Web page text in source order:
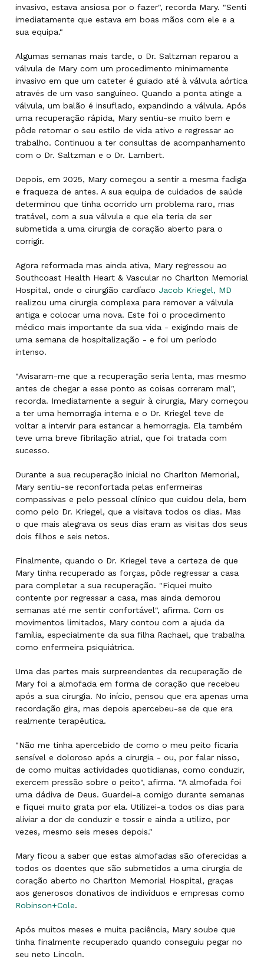
invasivo, estava ansiosa por o fazer", recorda Mary. "Senti
imediatamente que estava em boas mãos com ele e a
sua equipa."
Algumas semanas mais tarde, o Dr. Saltzman reparou a
válvula de Mary com um procedimento minimamente
invasivo em que um cateter é guiado até à válvula aórtica
através de um vaso sanguíneo. Quando a ponta atinge a
válvula, um balão é insuflado, expandindo a válvula. Após
uma recuperação rápida, Mary sentiu-se muito bem e
pôde retomar o seu estilo de vida ativo e regressar ao
trabalho. Continuou a ter consultas de acompanhamento
com o Dr. Saltzman e o Dr. Lambert.
Depois, em 2025, Mary começou a sentir a mesma fadiga
e fraqueza de antes. A sua equipa de cuidados de saúde
determinou que tinha ocorrido um problema raro, mas
tratável, com a sua válvula e que ela teria de ser
submetida a uma cirurgia de coração aberto para o
corrigir.
Agora reformada mas ainda ativa, Mary regressou ao
Southcoast Health Heart & Vascular no Charlton Memorial
Hospital, onde o cirurgião cardíaco Jacob Kriegel, MD
realizou uma cirurgia complexa para remover a válvula
antiga e colocar uma nova. Este foi o procedimento
médico mais importante da sua vida - exigindo mais de
uma semana de hospitalização - e foi um período
intenso.
"Avisaram-me que a recuperação seria lenta, mas mesmo
antes de chegar a esse ponto as coisas correram mal",
recorda. Imediatamente a seguir à cirurgia, Mary começou
a ter uma hemorragia interna e o Dr. Kriegel teve de
voltar a intervir para estancar a hemorragia. Ela também
teve uma breve fibrilação atrial, que foi tratada com
sucesso.
Durante a sua recuperação inicial no Charlton Memorial,
Mary sentiu-se reconfortada pelas enfermeiras
compassivas e pelo pessoal clínico que cuidou dela, bem
como pelo Dr. Kriegel, que a visitava todos os dias. Mas
o que mais alegrava os seus dias eram as visitas dos seus
dois filhos e seis netos.
Finalmente, quando o Dr. Kriegel teve a certeza de que
Mary tinha recuperado as forças, pôde regressar a casa
para completar a sua recuperação. "Fiquei muito
contente por regressar a casa, mas ainda demorou
semanas até me sentir confortável", afirma. Com os
movimentos limitados, Mary contou com a ajuda da
família, especialmente da sua filha Rachael, que trabalha
como enfermeira psiquiátrica.
Uma das partes mais surpreendentes da recuperação de
Mary foi a almofada em forma de coração que recebeu
após a sua cirurgia. No início, pensou que era apenas uma
recordação gira, mas depois apercebeu-se de que era
realmente terapêutica.
"Não me tinha apercebido de como o meu peito ficaria
sensível e doloroso após a cirurgia - ou, por falar nisso,
de como muitas actividades quotidianas, como conduzir,
exercem pressão sobre o peito", afirma. "A almofada foi
uma dádiva de Deus. Guardei-a comigo durante semanas
e fiquei muito grata por ela. Utilizei-a todos os dias para
aliviar a dor de conduzir e tossir e ainda a utilizo, por
vezes, mesmo seis meses depois."
Mary ficou a saber que estas almofadas são oferecidas a
todos os doentes que são submetidos a uma cirurgia de
coração aberto no Charlton Memorial Hospital, graças
aos generosos donativos de indivíduos e empresas como
Robinson+Cole.
Após muitos meses e muita paciência, Mary soube que
tinha finalmente recuperado quando conseguiu pegar no
seu neto Lincoln.